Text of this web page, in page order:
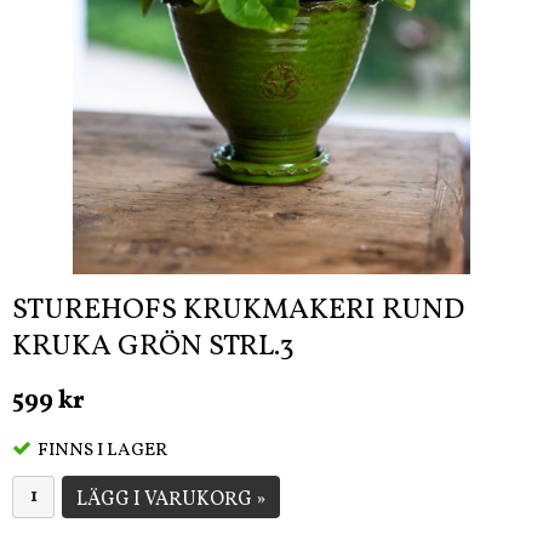
STUREHOFS KRUKMAKERI RUND
KRUKA GRÖN STRL.3
599 kr
FINNS I LAGER
LÄGG I VARUKORG »